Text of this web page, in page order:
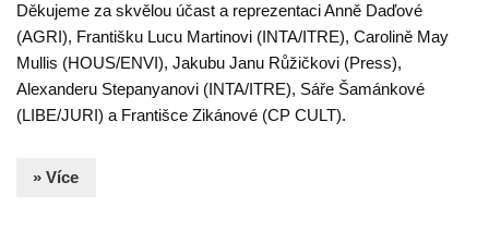
Děkujeme za skvělou účast a reprezentaci Anně Daďové
(AGRI), Františku Lucu Martinovi (INTA/ITRE), Carolině May
Mullis (HOUS/ENVI), Jakubu Janu Růžičkovi (Press),
Alexanderu Stepanyanovi (INTA/ITRE), Sáře Šamánkové
(LIBE/JURI) a Františce Zikánové (CP CULT).
» Více